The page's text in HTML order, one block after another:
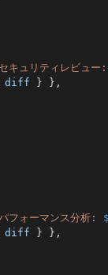
セキュリティレビュ
diff } } ,
パフォーマンス分析:
diff } } ,